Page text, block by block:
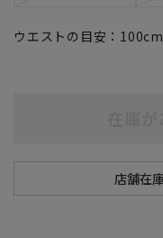
ウエストの目安： 100cm